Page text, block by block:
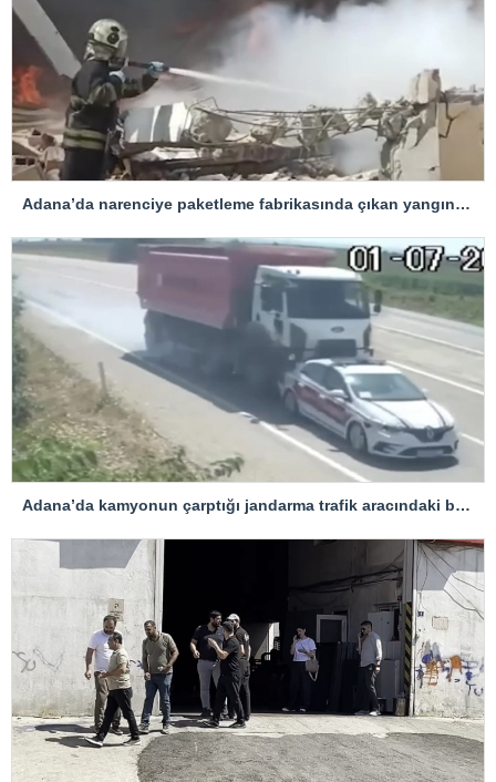
Adana’da narenciye paketleme fabrikasında çıkan yangın kontrol altına alındı
Adana’da kamyonun çarptığı jandarma trafik aracındaki bir personel yaralandı